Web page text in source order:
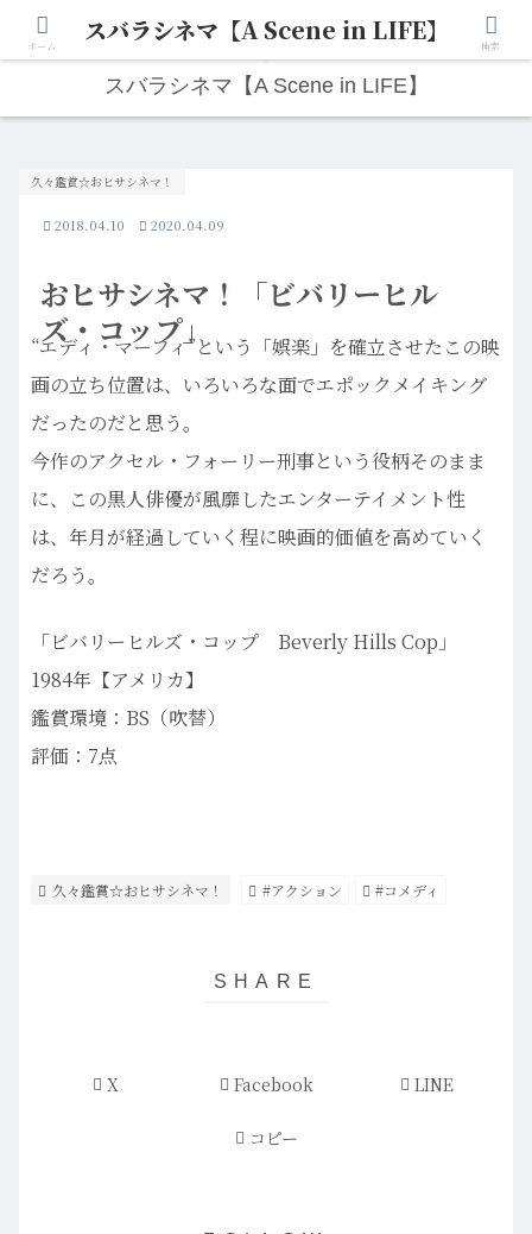
人生は“ひとりごと”から始まる。映画と写真と日々のこと。
スバラシネマ【A Scene in LIFE】
おヒサシネマ！「ビバリーヒル
ズ・コップ」
久々鑑賞☆おヒサシネマ！
2018.04.10 2020.04.09
“エディ・マーフィ”という「娯楽」を確立させたこの映
画の立ち位置は、いろいろな面でエポックメイキング
だったのだと思う。
今作のアクセル・フォーリー刑事という役柄そのまま
に、この黒人俳優が風靡したエンターテイメント性
は、年月が経過していく程に映画的価値を高めていく
だろう。
「ビバリーヒルズ・コップ Beverly Hills Cop」
1984年【アメリカ】
鑑賞環境：BS（吹替）
評価：7点
久々鑑賞☆おヒサシネマ！ #アクション #コメディ
X Facebook LINE
コピー
ホーム スバラシネマ【A Scene in LIFE】 検索